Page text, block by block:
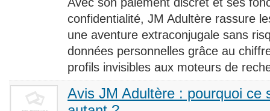
confidentialité, JM Adultère rassure
une aventure extraconjugale sans
données personnelles grâce au
profils invisibles aux moteurs de
Avis JM Adultère : pourquoi ce